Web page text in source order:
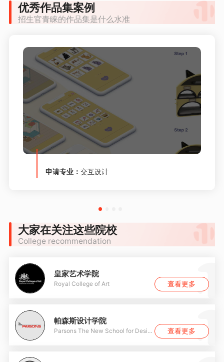
优秀作品集案例
招生官青睐的作品集是什么水准
申请专业：交互设计
大家在关注这些院校
College recommendation
皇家艺术学院
Royal College of Art 查看更多
帕森斯设计学院
Parsons The New School for Design 查看更多